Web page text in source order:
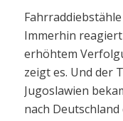
Immerhin
erhöhtem
zeigt es. Und der
Jugoslawien
nach